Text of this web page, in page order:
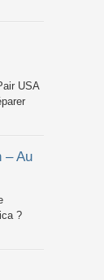
USA
– Au
?